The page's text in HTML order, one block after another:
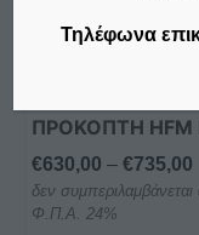
ΚΡΕΑΤΟΜΗΧΑΝΗ
ΠΡΟΚΟΠΤΗ HFM
€630,00 – €735,00
δεν συμπεριλαμβάνεται
Φ.Π.Α. 24%
μπορούν
στη
σελίδα
του
προϊόντος
Τηλέφωνα